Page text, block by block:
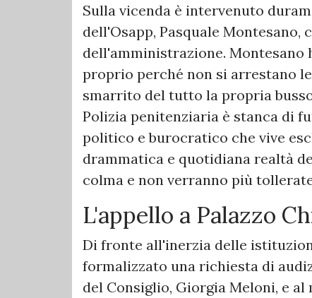
​Sulla vicenda è intervenuto
dell'Osapp, Pasquale
dell'amministrazione. Montesano
proprio perché non si arrestano
smarrito del tutto la propria
Polizia penitenziaria è stanca di
politico e burocratico che vive
drammatica e quotidiana realtà
colma e non verranno più
​L'appello a Palazzo
​Di fronte all'inerzia delle
formalizzato una richiesta di
del Consiglio, Giorgia Meloni, e